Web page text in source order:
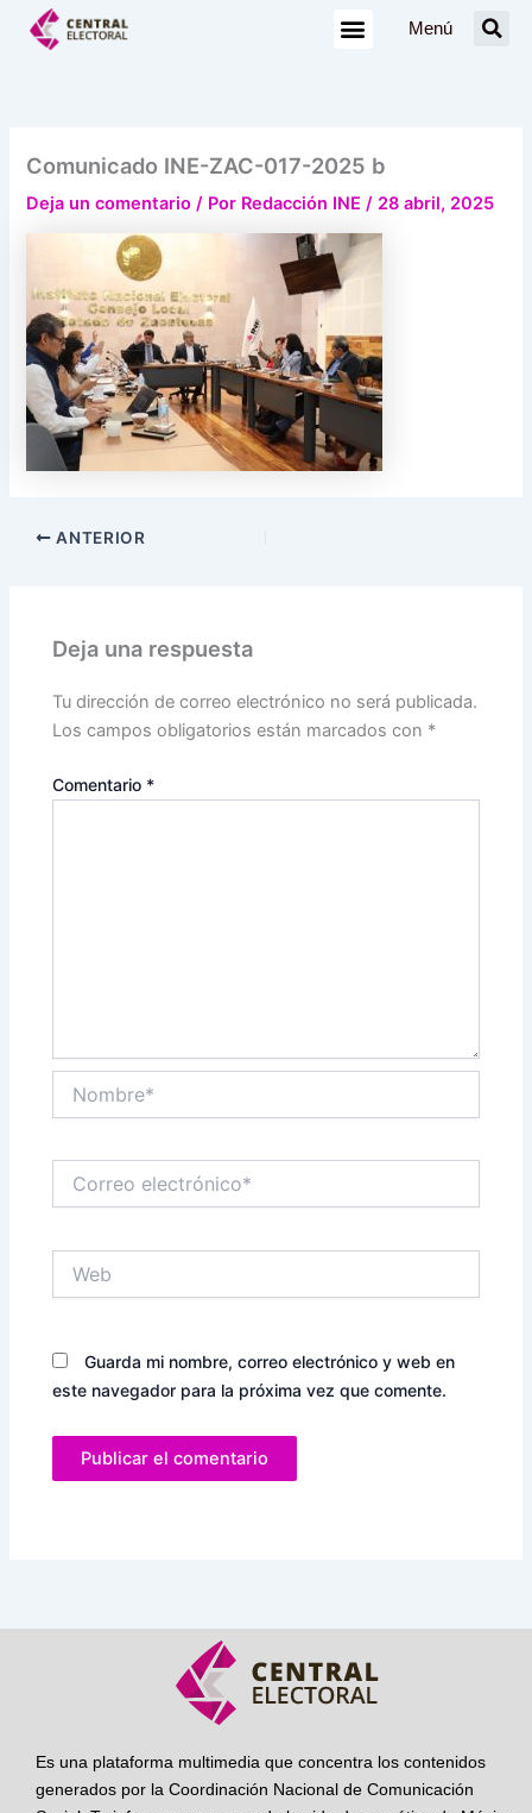
Menú
Comunicado INE-ZAC-017-2025 b
Deja un comentario / Por Redacción INE/ 28 abril, 2025
ANTERIOR
Deja una respuesta
Tu dirección de correo electrónico no será publicada.
Los campos obligatorios están marcados con *
Comentario *
electrónico*
Guarda mi nombre, correo electrónico y web en
este navegador para la próxima vez que comente.
Es una plataforma multimedia que concentra los contenidos
generados por la Coordinación Nacional de Comunicación